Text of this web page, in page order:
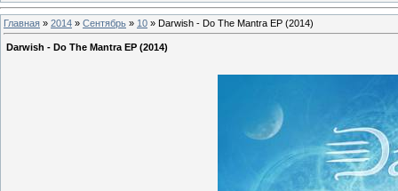
Главная » 2014 » Сентябрь » 10 » Darwish - Do The Mantra EP (2014)
Darwish - Do The Mantra EP (2014)